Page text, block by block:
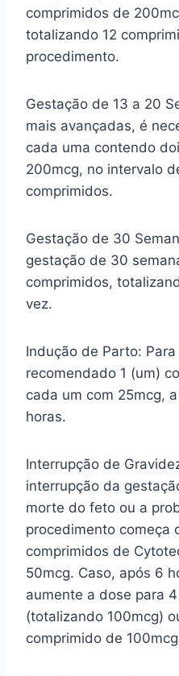
comprimidos de
totalizando 12
procedimento.
Gestação de 13 a 20
mais avançadas, é
cada uma contendo
200mcg, no intervalo
comprimidos.
Gestação de 30
gestação de 30
comprimidos,
vez.
Indução de Parto:
recomendado 1 (um)
cada um com 25mcg,
horas.
Interrupção de
interrupção da
morte do feto ou a
procedimento começa
comprimidos de
50mcg. Caso, após 6
aumente a dose para
(totalizando 100mcg)
comprimido de